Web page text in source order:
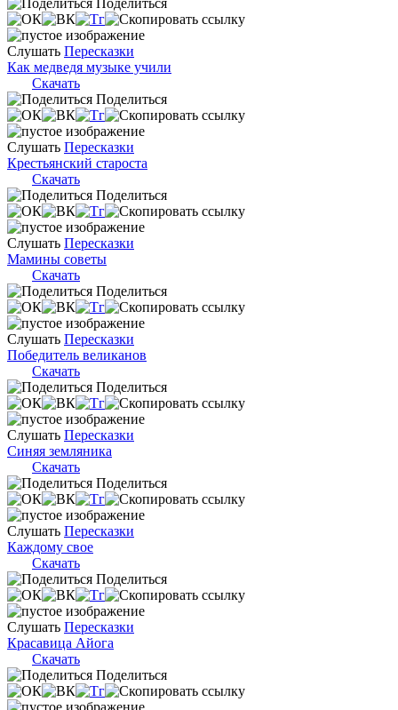
Слушать Пересказки
Как медведя музыке учили
Скачать
Поделиться
Слушать Пересказки
Крестьянский староста
Скачать
Поделиться
Слушать Пересказки
Мамины советы
Скачать
Поделиться
Слушать Пересказки
Победитель великанов
Скачать
Поделиться
Слушать Пересказки
Синяя земляника
Скачать
Поделиться
Слушать Пересказки
Каждому свое
Скачать
Поделиться
Слушать Пересказки
Красавица Айога
Скачать
Поделиться